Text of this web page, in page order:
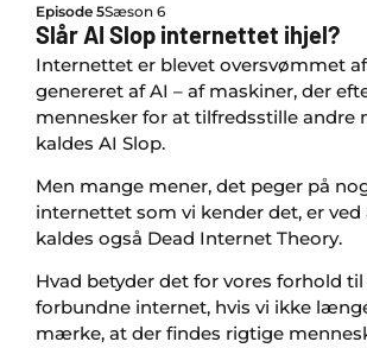
Episode 5Sæson 6
Slår AI Slop internettet ihjel?
Internettet er blevet oversvømmet
genereret af AI – af maskiner, der
mennesker for at tilfredsstille andre
kaldes AI Slop.
Men mange mener, det peger på
internettet som vi kender det, er ved
kaldes også Dead Internet Theory.
Hvad betyder det for vores forhold
forbundne internet, hvis vi ikke
mærke, at der findes rigtige